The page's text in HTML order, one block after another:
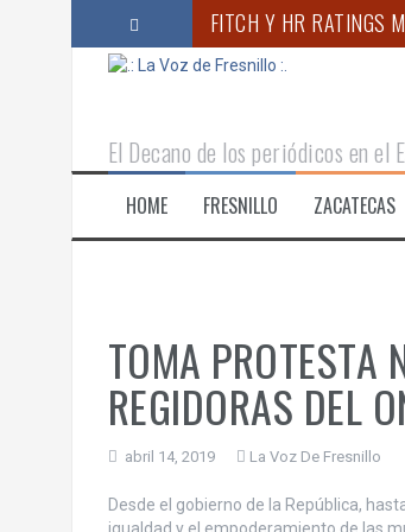
RINDE PROTESTA
“ACUDIR
CORAZÓN NARANJA
ANUNCIA
REALIZA IMSS
El Decano de los periódicos en el
HOME FRESNILLO ZACATECAS
TOMA PROTESTA
REGIDORAS DEL
abril 14, 2019 La Voz De Fresnillo
Desde el gobierno de la República,